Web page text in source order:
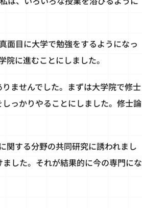
面目に大学で勉強をするようになっ
に進むことにしました。
ませんでした。まずは大学院で修士
っかりやることにしました。修士論
関する分野の共同研究に誘われまし
した。それが結果的に今の専門にな